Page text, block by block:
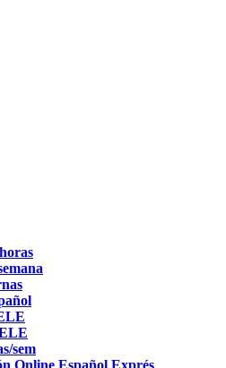
sem
Online Español Exprés